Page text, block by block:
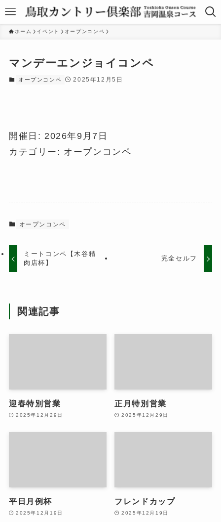
ホーム イベント オープンコンペ
マンデーエンジョイコンペ
オープンコンペ 2025年12月5日
開催日: 2026年9月7日
カテゴリー: オープンコンペ
オープンコンペ
ミートコンペ【木谷精
肉店杯】
完全セルフ
関連記事
迎春特別営業
2025年12月29日
正月特別営業
2025年12月29日
平日月例杯
2025年12月19日
フレンドカップ
2025年12月19日